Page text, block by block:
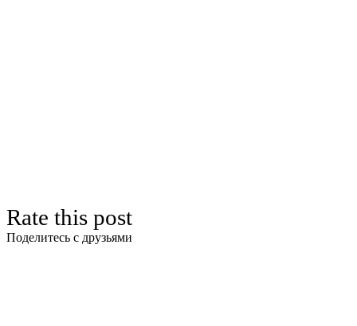
Rate this post
Поделитесь с друзьями